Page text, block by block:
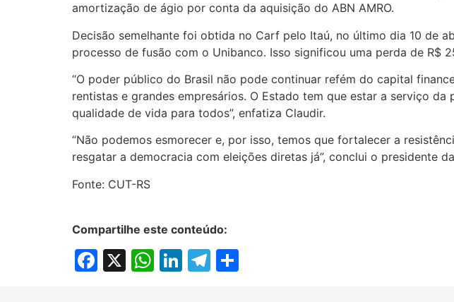
amortização de ágio por conta da aquisição do ABN AMRO.
Decisão semelhante foi obtida no Carf pelo Itaú, no último dia 10 de
processo de fusão com o Unibanco. Isso significou uma perda de R$
“O poder público do Brasil não pode continuar refém do capital
rentistas e grandes empresários. O Estado tem que estar a serviço
qualidade de vida para todos”, enfatiza Claudir.
“Não podemos esmorecer e, por isso, temos que fortalecer a
resgatar a democracia com eleições diretas já”, conclui o presidente
Fonte: CUT-RS
Compartilhe este conteúdo:
Facebook
X WhatsApp
LinkedIn
Telegram